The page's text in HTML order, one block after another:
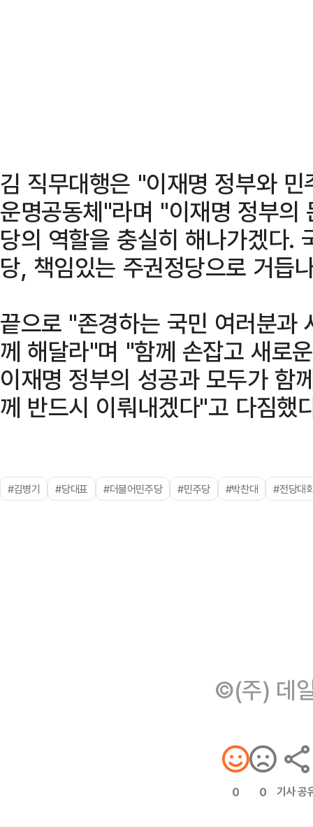
김 직무대행은 "이재명 정부와
운명공동체"라며 "이재명 정부의
당의 역할을 충실히 해나가겠다.
당, 책임있는 주권정당으로 거듭
끝으로 "존경하는 국민 여러분과
께 해달라"며 "함께 손잡고 새로
이재명 정부의 성공과 모두가 함
께 반드시 이뤄내겠다"고 다짐했
#김병기 #당대표 #더불어민주당 #민주당 #박찬대 #전당대
©(주) 데
0 0 기사 공